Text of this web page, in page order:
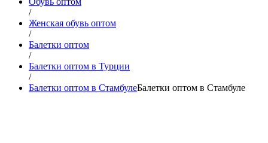
/
Женская обувь оптом
/
Балетки оптом
/
Балетки оптом в Турции
/
Балетки оптом в СтамбулеБалетки оптом в Стамбуле